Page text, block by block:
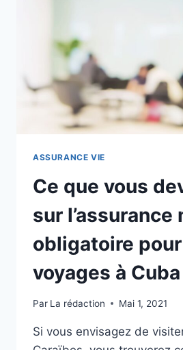
POUVEZ
TOUCHER
À
LA
FIN
CONTRAT
ASSURANCE VIE
Ce que vous
sur l’assurance
obligatoire
voyages à Cuba
Par La rédaction Mai 1, 2021
Si vous envisagez de